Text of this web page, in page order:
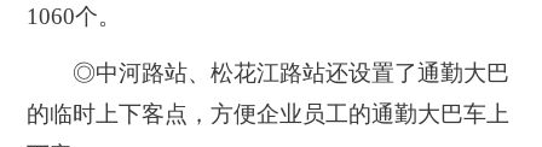
1060个。
◎中河路站、松花江路站还设置了通勤大巴
的临时上下客点，方便企业员工的通勤大巴车上